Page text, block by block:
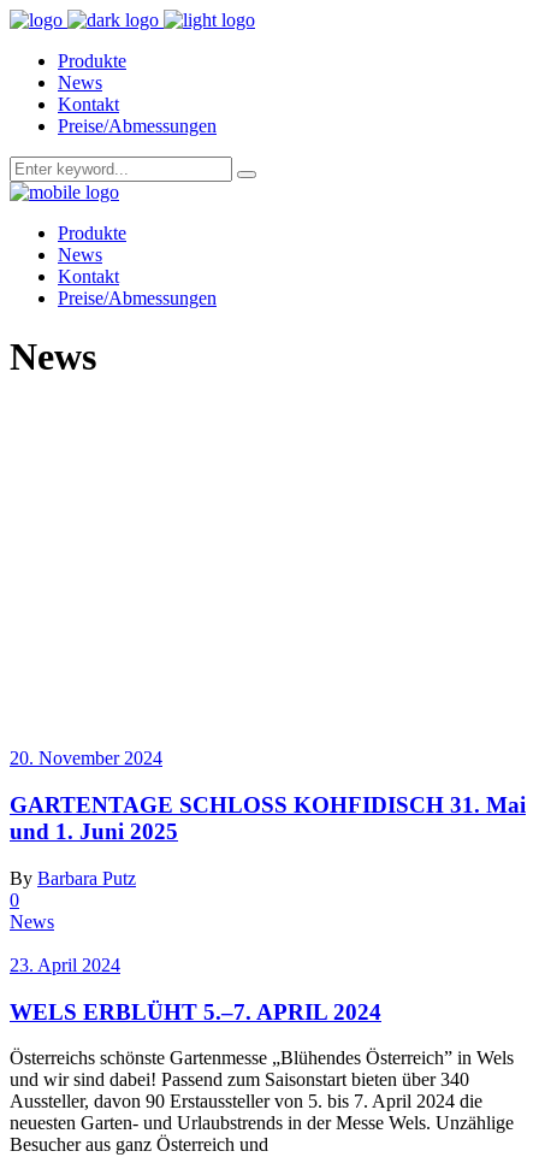
Produkte
News
Kontakt
Preise/Abmessungen
Produkte
News
Kontakt
Preise/Abmessungen
News
20. November 2024
GARTENTAGE SCHLOSS KOHFIDISCH 31. Mai
und 1. Juni 2025
By Barbara Putz
0
News
23. April 2024
WELS ERBLÜHT 5.–7. APRIL 2024
Österreichs schönste Gartenmesse „Blühendes Österreich” in Wels
und wir sind dabei! Passend zum Saisonstart bieten über 340
Aussteller, davon 90 Erstaussteller von 5. bis 7. April 2024 die
neuesten Garten- und Urlaubstrends in der Messe Wels. Unzählige
Besucher aus ganz Österreich und